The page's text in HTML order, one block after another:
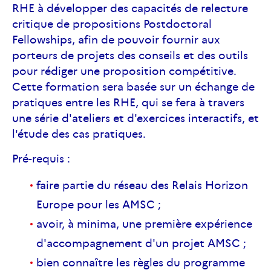
RHE à développer des capacités de relecture
critique de propositions Postdoctoral
Fellowships, afin de pouvoir fournir aux
porteurs de projets des conseils et des outils
pour rédiger une proposition compétitive.
Cette formation sera basée sur un échange de
pratiques entre les RHE, qui se fera à travers
une série d'ateliers et d'exercices interactifs, et
l'étude des cas pratiques.
Pré-requis :
faire partie du réseau des Relais Horizon
Europe pour les AMSC ;
avoir, à minima, une première expérience
d'accompagnement d'un projet AMSC ;
bien connaître les règles du programme